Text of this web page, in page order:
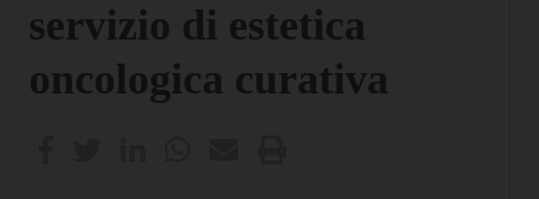
servizio di estetica
oncologica curativa